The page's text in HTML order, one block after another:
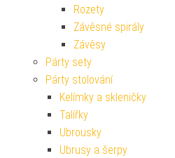
Rozety
Závěsné spirály
Závěsy
Párty sety
Párty stolování
Kelímky a skleničky
Talířky
Ubrousky
Ubrusy a šerpy